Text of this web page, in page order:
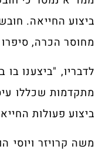
ביצוע החייאה.
מחוסר הכרה,
לדבריו, "ביצענו
מתקדמות שכללו
ביצוע פעולות